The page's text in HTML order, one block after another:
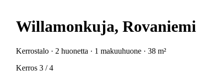
Willamonkuja, Rovaniemi
Kerrostalo · 2 huonetta · 1 makuuhuone · 38 m²
Kerros 3 / 4